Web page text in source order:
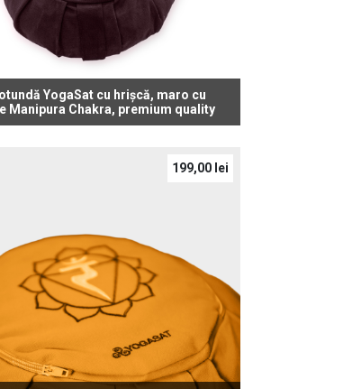
YogaSat cu hrișcă, maro cu
Manipura Chakra, premium quality
199,00 lei